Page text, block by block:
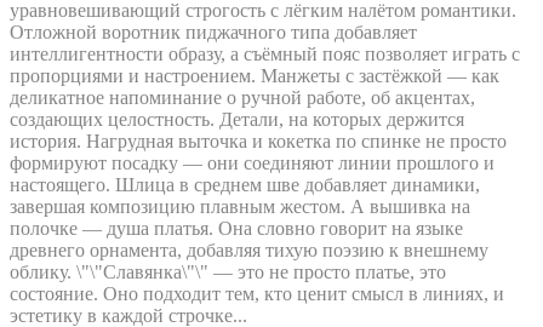
уравновешивающий строгость с лёгким налётом романтики.
Отложной воротник пиджачного типа добавляет
интеллигентности образу, а съёмный пояс позволяет играть с
пропорциями и настроением. Манжеты с застёжкой — как
деликатное напоминание о ручной работе, об акцентах,
создающих целостность. Детали, на которых держится
история. Нагрудная выточка и кокетка по спинке не просто
формируют посадку — они соединяют линии прошлого и
настоящего. Шлица в среднем шве добавляет динамики,
завершая композицию плавным жестом. А вышивка на
полочке — душа платья. Она словно говорит на языке
древнего орнамента, добавляя тихую поэзию к внешнему
облику. \"\"Славянка\"\" — это не просто платье, это
состояние. Оно подходит тем, кто ценит смысл в линиях, и
эстетику в каждой строчке...